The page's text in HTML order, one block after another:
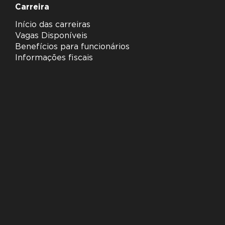
Carreira
Início das carreiras
Vagas Disponíveis
Benefícios para funcionários
Informações fiscais